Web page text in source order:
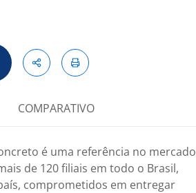
COMPARATIVO
é uma referência no mercado
de 120 filiais em todo o Brasil,
comprometidos em entregar